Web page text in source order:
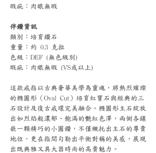
瑕疵：肉眼無瑕
伴鑽資訊
類別：培育鑽石
重量：約 0.3 克拉
色級：DEF (無色級別)
瑕疵：肉眼無瑕 (VS或以上)
這款戒指以古典奢華美學為靈魂，將熱烈璀璨
的橢圓形（Oval Cut）培育紅寶石與經典的三
石設計及復古戒環完美融合。橢圓形主石綻放
出如烈焰般濃郁、飽滿的艷紅色澤，兩側各鑲
嵌一顆精巧的小圓鑽，不僅襯托出主石的尊貴
地位，更在指間勾勒出平衡對稱的美感，展現
出既典雅又具大器時尚的高貴魅力。